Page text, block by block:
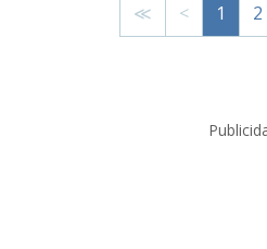
≪ < 1 2